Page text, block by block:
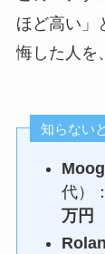
ほど高い」
悔した人を
知らない
代）
万円